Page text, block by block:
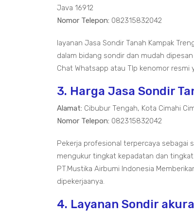
Java 16912
Nomor Telepon: 082315832042
layanan Jasa Sondir Tanah Kampak
dalam bidang sondir dan mudah
Chat Whatsapp atau Tlp kenomor resmi
3. Harga Jasa Sondir
Alamat: Cibubur Tengah, Kota Cimahi
Nomor Telepon: 082315832042
Pekerja profesional terpercaya sebagai
mengukur tingkat kepadatan dan
PT.Mustika Airbumi Indonesia
dipekerjaanya.
4. Layanan Sondir